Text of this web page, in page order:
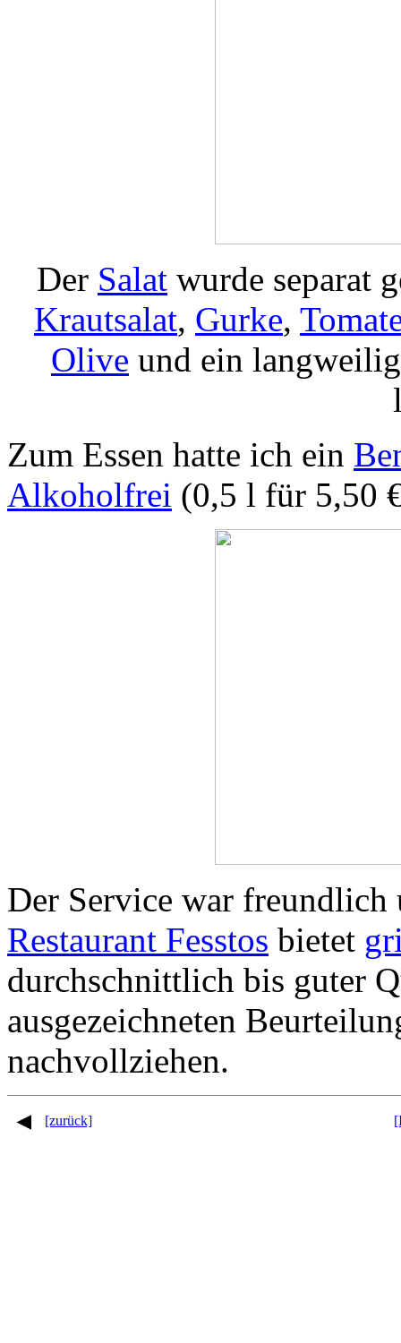
Der Salat wurde separat
Krautsalat, Gurke,
Olive und ein
Zum Essen hatte ich ein
Alkoholfrei (0,5 l für 5,50
Der Service war
Restaurant Fesstos bietet
durchschnittlich bis guter
ausgezeichneten
nachvollziehen.
[zurück]